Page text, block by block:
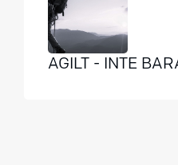
AGILT - INTE